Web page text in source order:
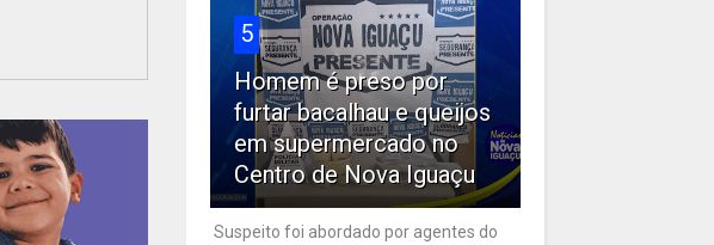
5
Homem é preso por
furtar bacalhau e queijos
em supermercado no
Centro de Nova Iguaçu
Suspeito foi abordado por agentes do